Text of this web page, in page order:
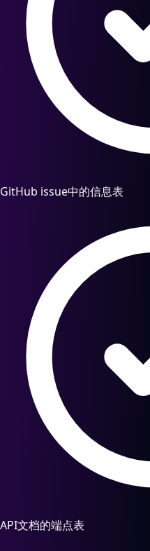
GitHub issue中的信息表
API文档的端点表